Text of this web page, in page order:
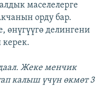
маселелерге
орду бар.
өнүгүүгө делингени
Жеке менчик
калыш үчүн өкмөт 3